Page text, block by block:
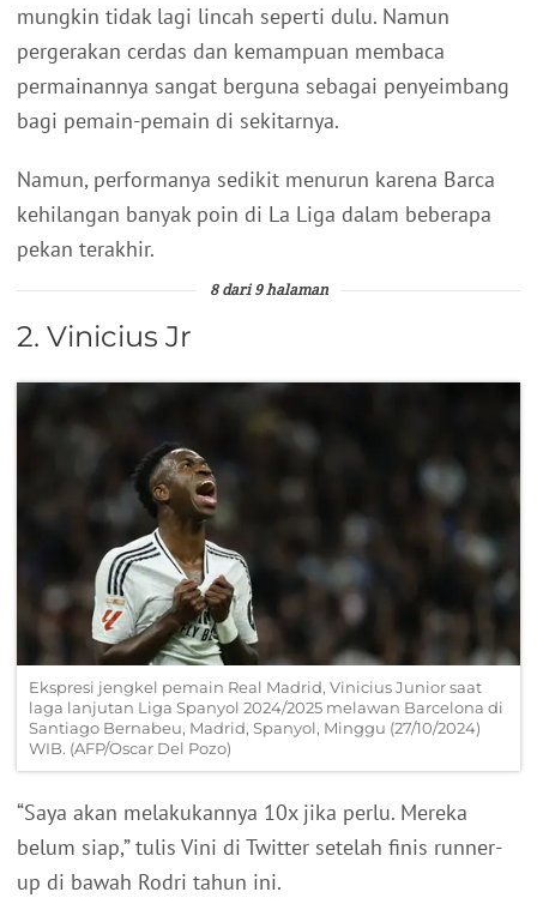
mungkin tidak lagi lincah seperti dulu. Namun
pergerakan cerdas dan kemampuan membaca
permainannya sangat berguna sebagai penyeimbang
bagi pemain-pemain di sekitarnya.
Namun, performanya sedikit menurun karena Barca
kehilangan banyak poin di La Liga dalam beberapa
pekan terakhir.
8 dari 9 halaman
2. Vinicius Jr
Ekspresi jengkel pemain Real Madrid, Vinicius Junior saat
laga lanjutan Liga Spanyol 2024/2025 melawan Barcelona di
Santiago Bernabeu, Madrid, Spanyol, Minggu (27/10/2024)
WIB. (AFP/Oscar Del Pozo)
“Saya akan melakukannya 10x jika perlu. Mereka
belum siap,” tulis Vini di Twitter setelah finis runner-
up di bawah Rodri tahun ini.